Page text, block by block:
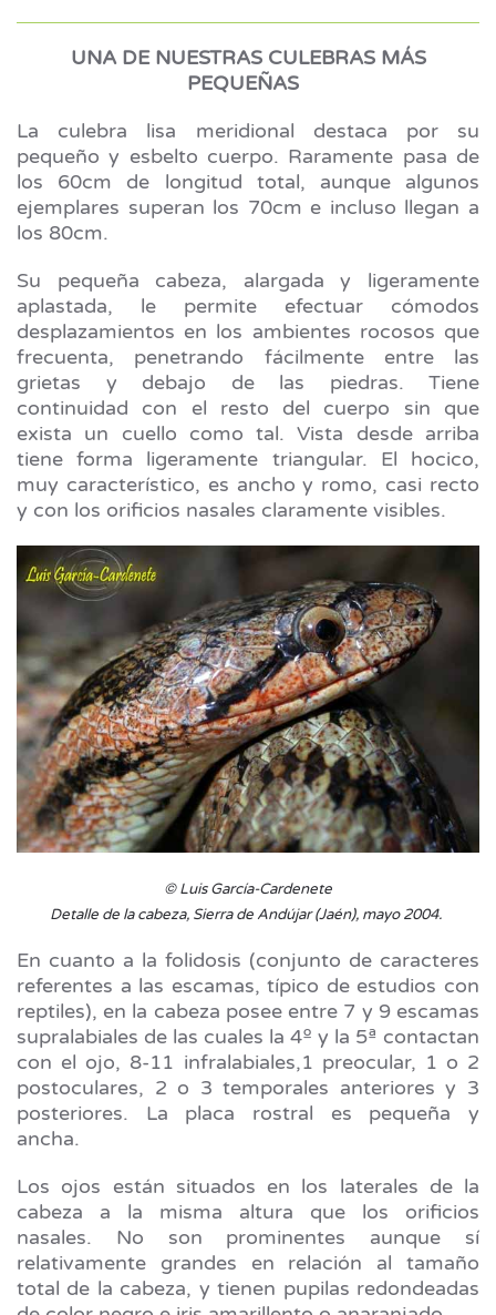
UNA DE NUESTRAS CULEBRAS MÁS
PEQUEÑAS
La culebra lisa meridional destaca por su
pequeño y esbelto cuerpo. Raramente pasa de
los 60cm de longitud total, aunque algunos
ejemplares superan los 70cm e incluso llegan a
los 80cm.
Su pequeña cabeza, alargada y ligeramente
aplastada, le permite efectuar cómodos
desplazamientos en los ambientes rocosos que
frecuenta, penetrando fácilmente entre las
grietas y debajo de las piedras. Tiene
continuidad con el resto del cuerpo sin que
exista un cuello como tal. Vista desde arriba
tiene forma ligeramente triangular. El hocico,
muy característico, es ancho y romo, casi recto
y con los orificios nasales claramente visibles.
© Luis García-Cardenete
Detalle de la cabeza, Sierra de Andújar (Jaén), mayo 2004.
En cuanto a la folidosis (conjunto de caracteres
referentes a las escamas, típico de estudios con
reptiles), en la cabeza posee entre 7 y 9 escamas
supralabiales de las cuales la 4º y la 5ª contactan
con el ojo, 8-11 infralabiales,1 preocular, 1 o 2
postoculares, 2 o 3 temporales anteriores y 3
posteriores. La placa rostral es pequeña y
ancha.
Los ojos están situados en los laterales de la
cabeza a la misma altura que los orificios
nasales. No son prominentes aunque sí
relativamente grandes en relación al tamaño
total de la cabeza, y tienen pupilas redondeadas